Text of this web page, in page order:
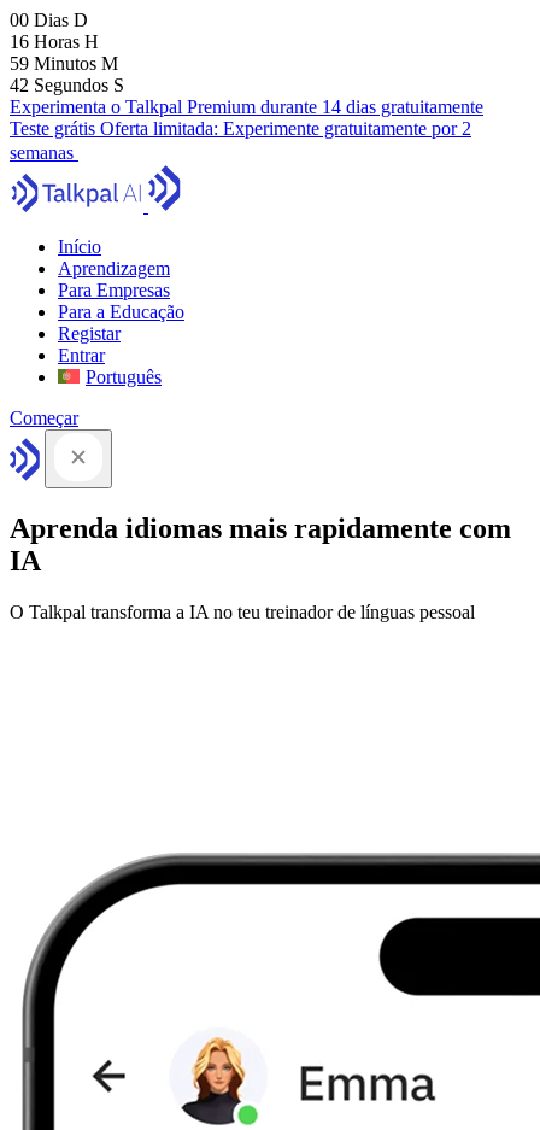
00 Dias D
16 Horas H
59 Minutos M
41 Segundos S
Experimenta o Talkpal Premium durante 14 dias gratuitamente
Teste grátis Oferta limitada: Experimente gratuitamente por 2
semanas
Início
Aprendizagem
Para Empresas
Para a Educação
Registar
Entrar
Português
Começar
Aprenda idiomas mais rapidamente com
IA
O Talkpal transforma a IA no teu treinador de línguas pessoal